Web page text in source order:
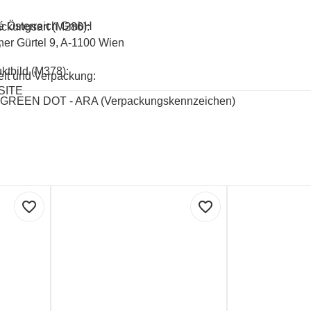
Österreich GmbH
Gürtel 9, A-1100 Wien
und Verpackung:
GREEN DOT - ARA (Verpackungskennzeichen)
(M286):
(M378):
favorite_border favorite_border